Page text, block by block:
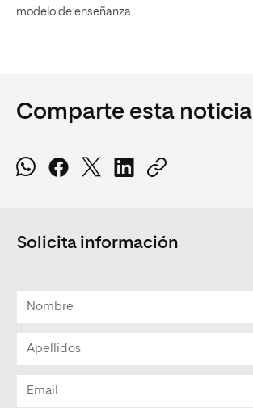
modelo de enseñanza.
Comparte esta noticia
Solicita información